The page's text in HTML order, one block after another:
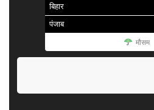
बिहार
पंजाब
मौसम